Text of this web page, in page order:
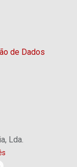
de Dados
Lda.